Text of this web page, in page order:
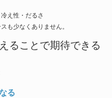
え性・だるさ
も少なくありません。
ることで期待できる
る